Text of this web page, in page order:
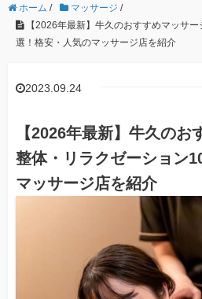
ホーム / マッサージ /
【2026年最新】牛久のおすすめマッサ
選！格安・人気のマッサージ店を紹介
2023.09.24
【2026年最新】牛久のお
整体・リラクゼーション
マッサージ店を紹介